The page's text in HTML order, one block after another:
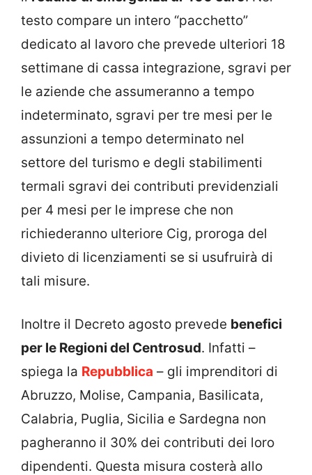
testo compare un intero “pacchetto”
dedicato al lavoro che prevede ulteriori 18
settimane di cassa integrazione, sgravi per
le aziende che assumeranno a tempo
indeterminato, sgravi per tre mesi per le
assunzioni a tempo determinato nel
settore del turismo e degli stabilimenti
termali sgravi dei contributi previdenziali
per 4 mesi per le imprese che non
richiederanno ulteriore Cig, proroga del
divieto di licenziamenti se si usufruirà di
tali misure.
Inoltre il Decreto agosto prevede benefici
per le Regioni del Centrosud. Infatti –
spiega la Repubblica – gli imprenditori di
Abruzzo, Molise, Campania, Basilicata,
Calabria, Puglia, Sicilia e Sardegna non
pagheranno il 30% dei contributi dei loro
dipendenti. Questa misura costerà allo